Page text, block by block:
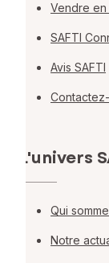
Vendre
SAFTI
Avis SAFTI
L'univers
Qui
Notre